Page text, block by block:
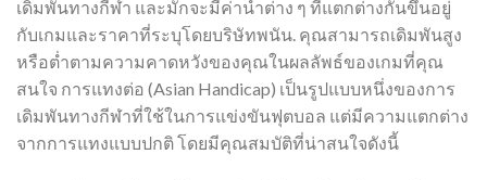
เดิมพันทางกีฬา และมักจะมีค่าน้ำต่าง ๆ ที่แตกต่างกันขึ้นอยู่
กับเกมและราคาที่ระบุโดยบริษัทพนัน. คุณสามารถเดิมพันสูง
หรือต่ำตามความคาดหวังของคุณในผลลัพธ์ของเกมที่คุณ
สนใจ การแทงต่อ (Asian Handicap) เป็นรูปแบบหนึ่งของการ
เดิมพันทางกีฬาที่ใช้ในการแข่งขันฟุตบอล แต่มีความแตกต่าง
จากการแทงแบบปกติ โดยมีคุณสมบัติที่น่าสนใจดังนี้